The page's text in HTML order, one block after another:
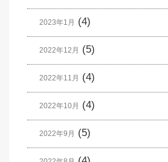
2023年1月 (4)
2022年12月 (5)
2022年11月 (4)
2022年10月 (4)
2022年9月 (5)